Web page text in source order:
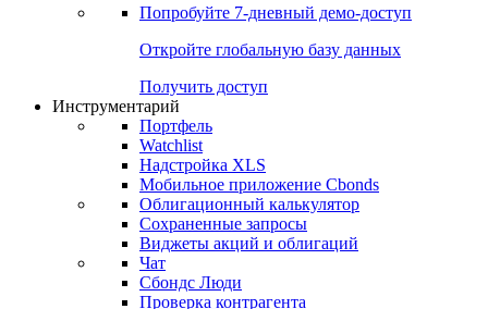
Прогнозы
Консенсусы
Попробуйте7-дневный
Откройте глобальную базу данных
Получить доступ
Инструментарий
Портфель
Watchlist
Надстройка XLS
Мобильное приложение Cbonds
Облигационный калькулятор
Сохраненные запросы